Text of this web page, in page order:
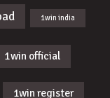
1win india
1win official
1win register